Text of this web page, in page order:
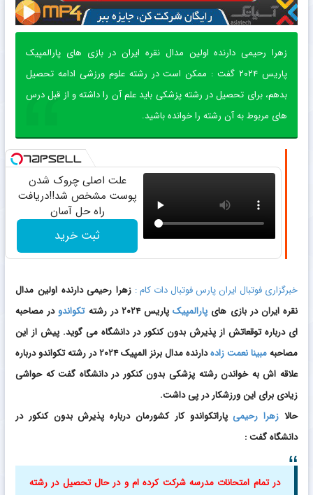
زهرا رحیمی دارنده اولین مدال نقره ایران در بازی های پارالمپیک
پاریس ۲۰۲۴ گفت : ممکن است در رشته علوم ورزشی ادامه تحصیل
بدهم، برای تحصیل در رشته پزشکی باید علم آن را داشته و از قبل درس
های مربوط به آن رشته را خوانده باشید.
علت اصلی چروک شدن
پوست مشخص شد!!دریافت
راه حل آسان
ثبت خرید
خبرگزاری فوتبال ایران پارس فوتبال دات کام : زهرا رحیمی دارنده اولین مدال
نقره ایران در بازی های پارالمپیکپاریس ۲۰۲۴ در رشته تکواندو در مصاحبه
ای درباره توقعاتش از پذیرش بدون کنکور در دانشگاه می گوید. پیش از این
مصاحبهمبینا نعمت زاده
دارنده مدال برنز المپیک ۲۰۲۴ در رشته تکواندو درباره
علاقه اش به خواندن رشته پزشکی بدون کنکور در دانشگاه گفت که حواشی
زیادی برای این ورزشکار در پی داشت.
حالا زهرا رحیمی پاراتکواندو کار کشورمان درباره پذیرش بدون کنکور در
دانشگاه گفت :
در تمام امتحانات مدرسه شرکت کرده ام و در حال تحصیل در رشته